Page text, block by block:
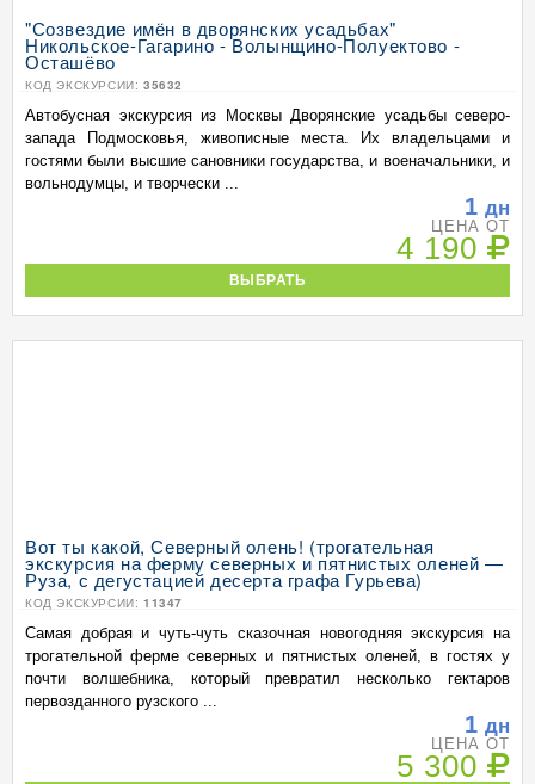
"Созвездие имён в дворянских усадьбах"
Никольское-Гагарино - Волынщино-Полуектово -
Осташёво
КОД ЭКСКУРСИИ: 35632
Автобусная экскурсия из Москвы Дворянские усадьбы северо-
запада Подмосковья, живописные места. Их владельцами и
гостями были высшие сановники государства, и военачальники, и
вольнодумцы, и творчески ...
1 дн
ЦЕНА ОТ
4 190
ВЫБРАТЬ
Вот ты какой, Северный олень! (трогательная
экскурсия на ферму северных и пятнистых оленей —
Руза, с дегустацией десерта графа Гурьева)
КОД ЭКСКУРСИИ: 11347
Самая добрая и чуть-чуть сказочная новогодняя экскурсия на
трогательной ферме северных и пятнистых оленей, в гостях у
почти волшебника, который превратил несколько гектаров
первозданного рузского ...
1 дн
ЦЕНА ОТ
5 300